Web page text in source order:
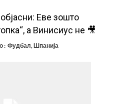
Еве зошто
а Винисиус не 🎥
: Фудбал,Шпанија